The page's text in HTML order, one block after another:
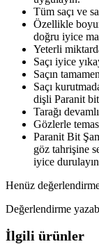
Tüm saçı ve
Özellikle
doğru iyice
Yeterli
Saçı iyice
Saçın
Saçı
dişli Paranit
Tarağı
Gözlerle
Paranit Bit
göz tahrişine
iyice
Henüz
Değerlendirme
İlgili ürünler